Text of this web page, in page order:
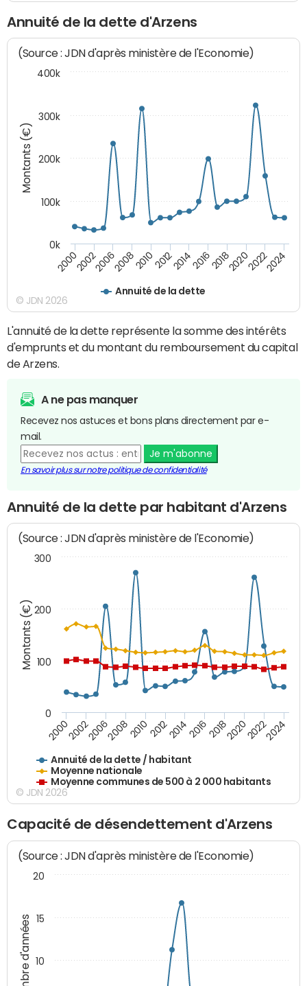
Annuité de la dette d'Arzens
Montants (€)
(Source : JDN d'après ministère de l'Economie)
Annuité de la dette
200020022006200820102012201420162018202020222024
0k
100k
200k
300k
400k
© JDN 2026
L'annuité de la dette représente la somme des intérêts
d'emprunts et du montant du remboursement du capital
de Arzens.
A ne pas manquer
Recevez nos astuces et bons plans directement par e-
mail.
Je m'abonne
En savoir plus sur notre politique de confidentialité
Annuité de la dette par habitant d'Arzens
Montants (€)
(Source : JDN d'après ministère de l'Economie)
Annuité de la dette / habitant
Moyenne nationale
Moyenne communes de 500 à 2 000 habitants
200020022006200820102012201420162018202020222024
0
100
200
300
© JDN 2026
Capacité de désendettement d'Arzens
Nombre d'années
(Source : JDN d'après ministère de l'Economie)
10
15
20